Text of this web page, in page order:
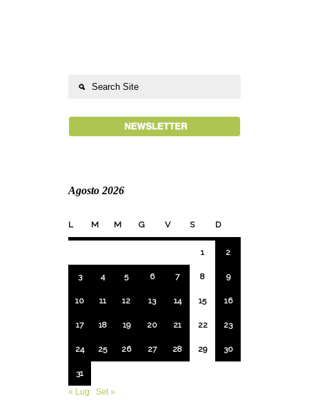
Agosto 2026
L M M G V S D
1 2
3 4 5 6 7 8 9
10 11 12 13 14 15 16
17 18 19 20 21 22 23
24 25 26 27 28 29 30
31
« Lug
Set »